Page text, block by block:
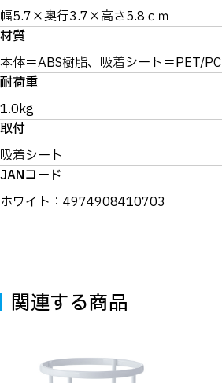
幅5.7×奥行3.7×高さ5.8ｃｍ
材質
本体＝ABS樹脂、吸着シート＝PET/PC
耐荷重
1.0kg
取付
吸着シート
JANコード
ホワイト：4974908410703
関連する商品